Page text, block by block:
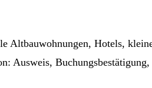
Altbauwohnungen, Hotels,
Ausweis,